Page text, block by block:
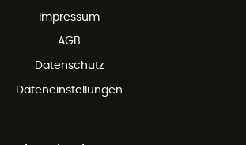
Impressum
AGB
Datenschutz
Dateneinstellungen